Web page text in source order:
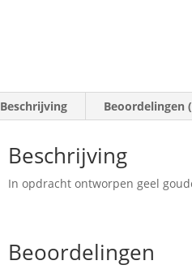
Beschrijving Beoordelingen
Beschrijving
In opdracht ontworpen geel
Beoordelingen